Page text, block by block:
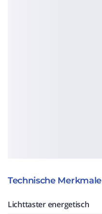
Technische Merkmale
Lichttaster energetisch